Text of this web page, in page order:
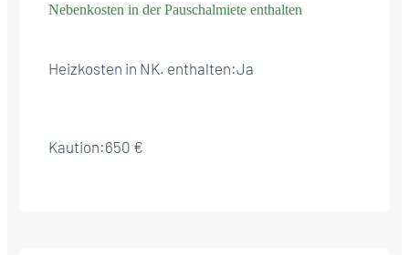
Nebenkosten in der Pauschalmiete enthalten
Heizkosten in NK. enthalten:Ja
Kaution:650 €